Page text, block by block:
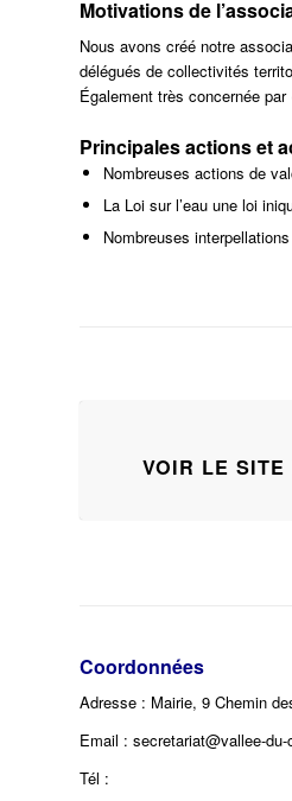
Motivations de
Nous avons créé notre
délégués de collectivités
Également très concernée
Principales actions et
Nombreuses actions de
La Loi sur l’eau une loi
Nombreuses
VOIR LE SITE
Coordonnées
Adresse : Mairie, 9 Chemin
Email : secretariat@vallee-du-
Tél :